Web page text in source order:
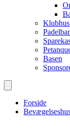
Basen
Forside